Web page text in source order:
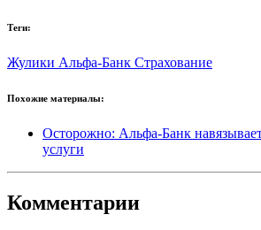
Теги:
Жулики Альфа-Банк Страхование
Похожие материалы:
Осторожно: Альфа-Банк
услуги
Комментарии